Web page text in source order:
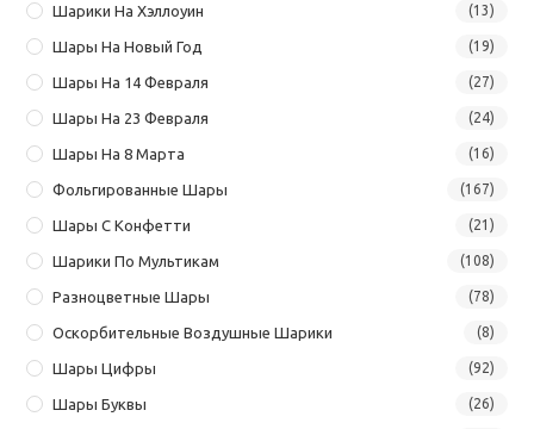
Шарики На Хэллоуин (13)
Шары На Новый Год (19)
Шары На 14 Февраля (27)
Шары На 23 Февраля (24)
Шары На 8 Марта (16)
Фольгированные Шары (167)
Шары С Конфетти (21)
Шарики По Мультикам (108)
Разноцветные Шары (78)
Оскорбительные Воздушные Шарики (8)
Шары Цифры (92)
Шары Буквы (26)